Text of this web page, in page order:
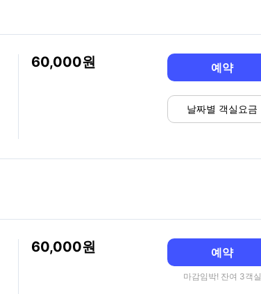
60,000 예약
날짜별 객실요금
60,000 예약
마감임박! 잔여 3객실